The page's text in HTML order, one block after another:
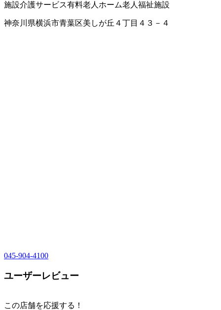
施設介護サービス有料老人ホーム老人福祉施設
神奈川県横浜市青葉区美しが丘４丁目４３－４
045-904-4100
ユーザーレビュー
この店舗を応援する！